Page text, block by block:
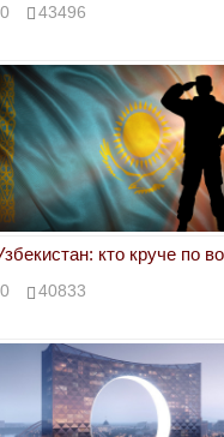
43496
кто круче по
40833